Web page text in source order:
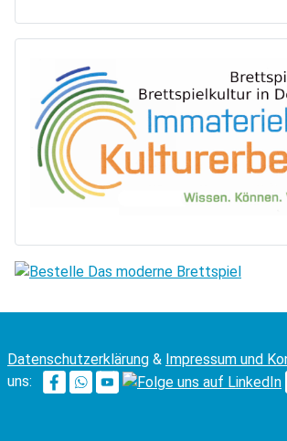
Datenschutzerklärung & Impressum und
uns: